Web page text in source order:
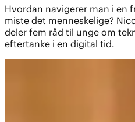
Hvordan navigerer man i en
miste det menneskelige?
deler fem råd til unge om
eftertanke i en digital tid.